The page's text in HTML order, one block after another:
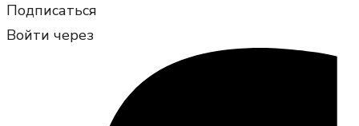
Подписаться
Войти через